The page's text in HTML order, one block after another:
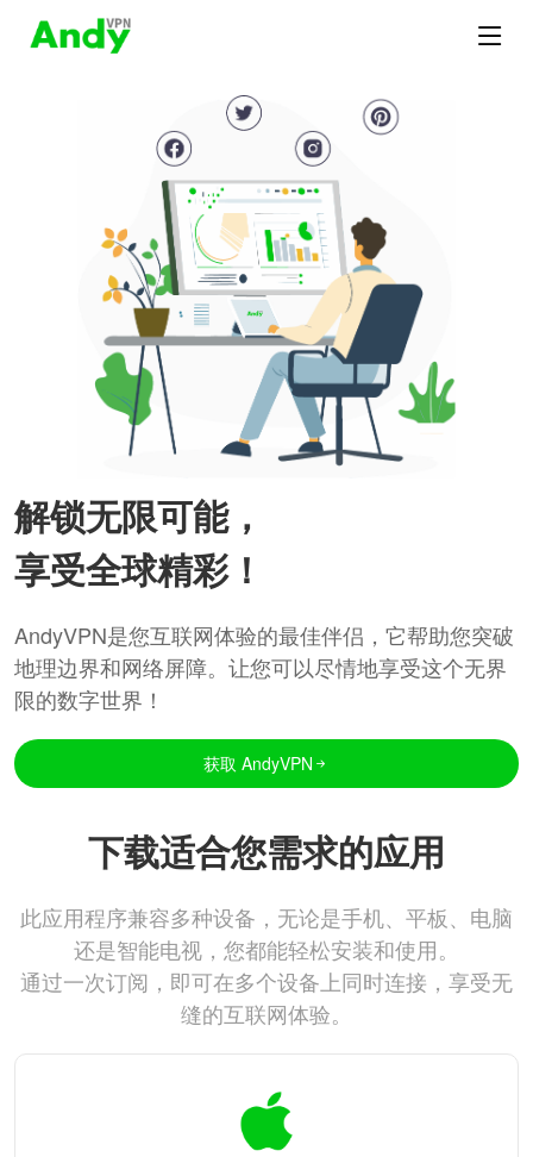
解锁无限可能，
享受全球精彩！
AndyVPN是您互联网体验的最佳伴侣，它帮助您突破
地理边界和网络屏障。让您可以尽情地享受这个无界
限的数字世界！
获取 AndyVPN
下载适合您需求的应用
此应用程序兼容多种设备，无论是手机、平板、电脑
还是智能电视，您都能轻松安装和使用。
通过一次订阅，即可在多个设备上同时连接，享受无
缝的互联网体验。